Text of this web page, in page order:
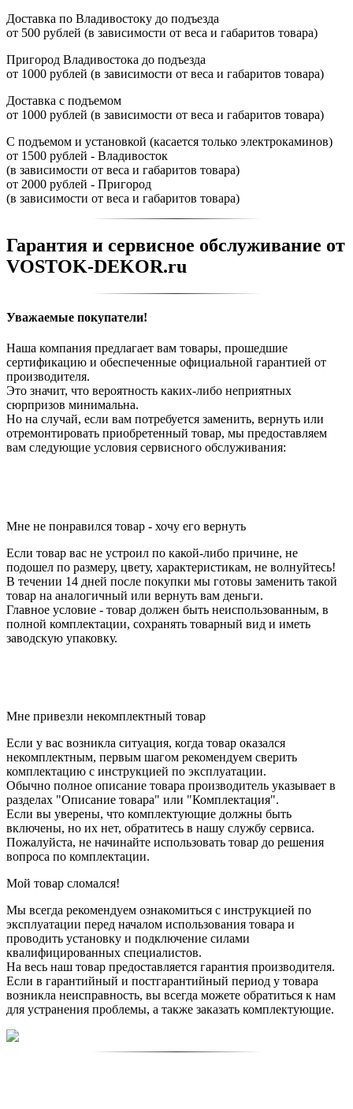
Доставка по Владивостоку до подъезда
от 500 рублей (в зависимости от веса и габаритов товара)
Пригород Владивостока до подъезда
от 1000 рублей (в зависимости от веса и габаритов товара)
Доставка с подъемом
от 1000 рублей (в зависимости от веса и габаритов товара)
С подъемом и установкой (касается только электрокаминов)
от 1500 рублей - Владивосток
(в зависимости от веса и габаритов товара)
от 2000 рублей - Пригород
(в зависимости от веса и габаритов товара)
Гарантия и сервисное обслуживание от
VOSTOK-DEKOR.ru
Уважаемые покупатели!
Наша компания предлагает вам товары, прошедшие
сертификацию и обеспеченные официальной гарантией от
производителя.
Это значит, что вероятность каких-либо неприятных
сюрпризов минимальна.
Но на случай, если вам потребуется заменить, вернуть или
отремонтировать приобретенный товар, мы предоставляем
вам следующие условия сервисного обслуживания:
Мне не понравился товар - хочу его вернуть
Если товар вас не устроил по какой-либо причине, не
подошел по размеру, цвету, характеристикам, не волнуйтесь!
В течении 14 дней после покупки мы готовы заменить такой
товар на аналогичный или вернуть вам деньги.
Главное условие - товар должен быть неиспользованным, в
полной комплектации, сохранять товарный вид и иметь
заводскую упаковку.
Мне привезли некомплектный товар
Если у вас возникла ситуация, когда товар оказался
некомплектным, первым шагом рекомендуем сверить
комплектацию с инструкцией по эксплуатации.
Обычно полное описание товара производитель указывает в
разделах "Описание товара" или "Комплектация".
Если вы уверены, что комплектующие должны быть
включены, но их нет, обратитесь в нашу службу сервиса.
Пожалуйста, не начинайте использовать товар до решения
вопроса по комплектации.
Мой товар сломался!
Мы всегда рекомендуем ознакомиться с инструкцией по
эксплуатации перед началом использования товара и
проводить установку и подключение силами
квалифицированных специалистов.
На весь наш товар предоставляется гарантия производителя.
Если в гарантийный и постгарантийный период у товара
возникла неисправность, вы всегда можете обратиться к нам
для устранения проблемы, а также заказать комплектующие.